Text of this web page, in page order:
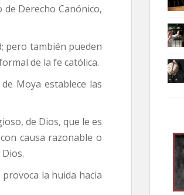
Derecho Canónico,
pero también pueden
de la fe católica.
Moya establece las
de Dios, que le es
causa razonable o
la huida hacia